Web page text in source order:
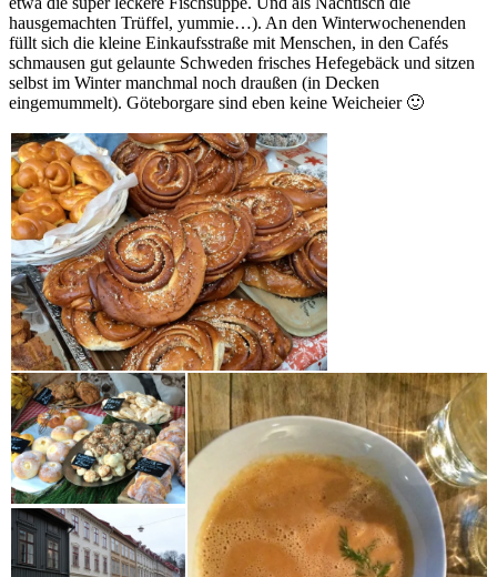
hausgemachten Trüffel, yummie…). An den Winterwochenenden
füllt sich die kleine Einkaufsstraße mit Menschen, in den Cafés
schmausen gut gelaunte Schweden frisches Hefegebäck und sitzen
selbst im Winter manchmal noch draußen (in Decken
eingemummelt). Göteborgare sind eben keine Weicheier 🙂